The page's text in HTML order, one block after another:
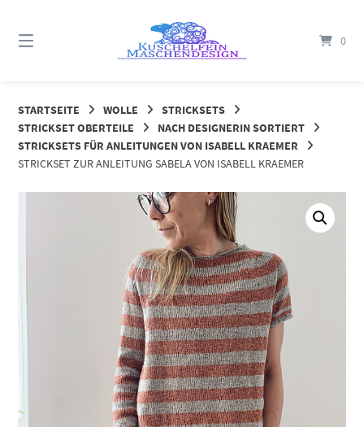
Inhalt
0
STARTSEITE WOLLE
STRICKSETS
STRICKSET OBERTEILE
NACH DESIGNERIN SORTIERT
STRICKSETS FÜR ANLEITUNGEN VON ISABELL KRAEMER
STRICKSET ZUR ANLEITUNG SABELA VON ISABELL KRAEMER